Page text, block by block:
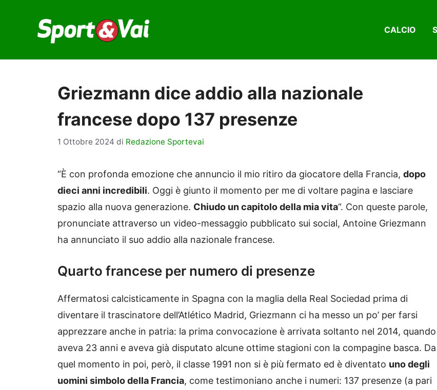
contenuto
CALCIO
Griezmann dice addio alla nazionale
francese dopo 137 presenze
1 Ottobre 2024 di Redazione Sportevai
“È con profonda emozione che annuncio il mio ritiro da giocatore della Francia, dopo
dieci anni incredibili. Oggi è giunto il momento per me di voltare pagina e lasciare
spazio alla nuova generazione. Chiudo un capitolo della mia vita“. Con queste parole,
pronunciate attraverso un video-messaggio pubblicato sui social, Antoine Griezmann
ha annunciato il suo addio alla nazionale francese.
Quarto francese per numero di presenze
Affermatosi calcisticamente in Spagna con la maglia della Real Sociedad prima di
diventare il trascinatore dell’Atlético Madrid, Griezmann ci ha messo un po’ per farsi
apprezzare anche in patria: la prima convocazione è arrivata soltanto nel 2014, quando
aveva 23 anni e aveva già disputato alcune ottime stagioni con la compagine basca. Da
quel momento in poi, però, il classe 1991 non si è più fermato ed è diventato uno degli
uomini simbolo della Francia, come testimoniano anche i numeri: 137 presenze (a pari